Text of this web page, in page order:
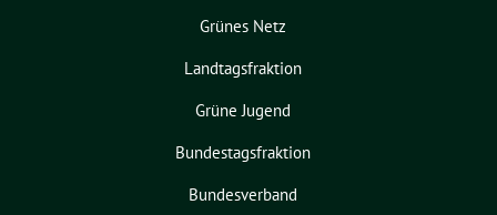
Grünes Netz
Landtagsfraktion
Grüne Jugend
Bundestagsfraktion
Bundesverband